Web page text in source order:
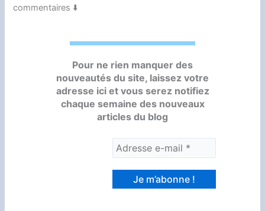
commentaires ⬇️
Pour ne rien manquer des
nouveautés du site, laissez votre
adresse ici et vous serez notifiez
chaque semaine des nouveaux
articles du blog